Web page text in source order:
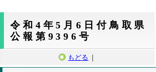
令和4年5月6日付鳥取県
公報第9396号
もどる ｜